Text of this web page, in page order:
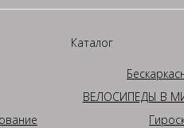
Каталог
ВЕЛОСИПЕДЫ В